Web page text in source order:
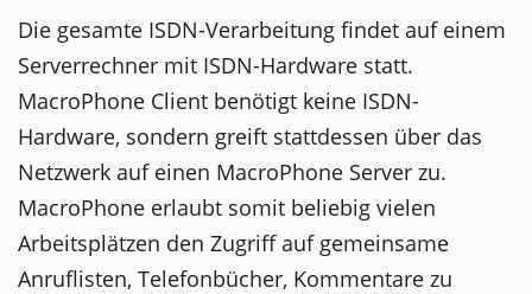
Die gesamte ISDN-Verarbeitung findet auf einem
Serverrechner mit ISDN-Hardware statt.
MacroPhone Client benötigt keine ISDN-
Hardware, sondern greift stattdessen über das
Netzwerk auf einen MacroPhone Server zu.
MacroPhone erlaubt somit beliebig vielen
Arbeitsplätzen den Zugriff auf gemeinsame
Anruflisten, Telefonbücher, Kommentare zu